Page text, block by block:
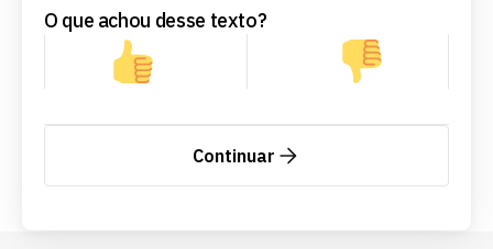
O que achou desse texto?
Continuar